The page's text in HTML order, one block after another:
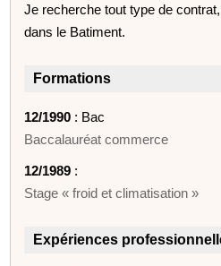
Je recherche tout type de
dans le Batiment.
Formations
12/1990 : Bac
Baccalauréat commerce
12/1989 :
Stage « froid et climatisation »
Expériences